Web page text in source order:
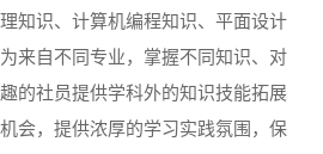
知识、计算机编程知识、平面设计
来自不同专业，掌握不同知识、对
的社员提供学科外的知识技能拓展
会，提供浓厚的学习实践氛围，保